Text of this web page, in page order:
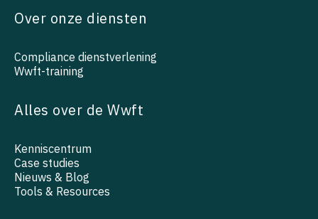
Over onze diensten
Compliance dienstverlening
Wwft-training
Alles over de Wwft
Kenniscentrum
Case studies
Nieuws & Blog
Tools & Resources